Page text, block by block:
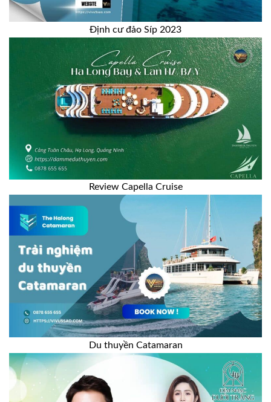
Định cư đảo Síp 2023
Review Capella Cruise
Du thuyền Catamaran